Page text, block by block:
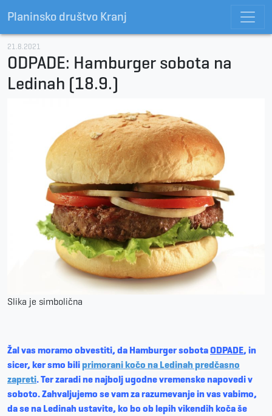
Planinsko društvo Kranj
21.8.2021
ODPADE: Hamburger sobota na
Ledinah (18.9.)
Slika je simbolična
Žal vas moramo obvestiti, da Hamburger sobotaODPADE, in
sicer, ker smo biliprimorani kočo na Ledinah predčasno
zapreti. Ter zaradi ne najbolj ugodne vremenske napovedi v
soboto. Zahvaljujemo se vam za razumevanje in vas vabimo,
da se na Ledinah ustavite, ko bo ob lepih vikendih koča še